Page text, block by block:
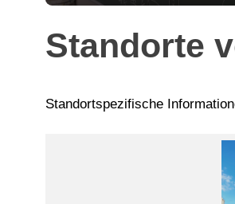
Standorte
Standortspezifische